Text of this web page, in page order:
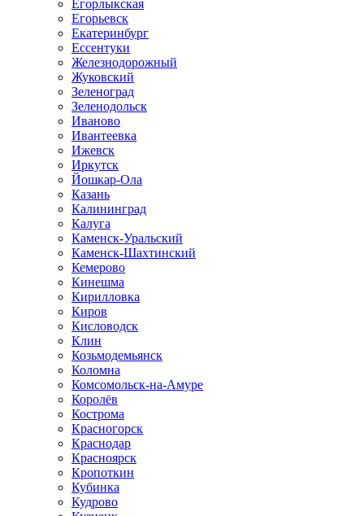
Егорлыкская
Егорьевск
Екатеринбург
Ессентуки
Железнодорожный
Жуковский
Зеленоград
Зеленодольск
Иваново
Ивантеевка
Ижевск
Иркутск
Йошкар-Ола
Казань
Калининград
Калуга
Каменск-Уральский
Каменск-Шахтинский
Кемерово
Кинешма
Кирилловка
Киров
Кисловодск
Клин
Козьмодемьянск
Коломна
Комсомольск-на-Амуре
Королёв
Кострома
Красногорск
Краснодар
Красноярск
Кропоткин
Кубинка
Кудрово